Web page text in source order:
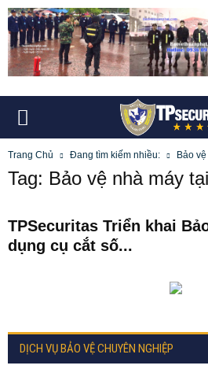
Trang Chủ Đang tìm kiếm nhiều: Bảo
Tag: Bảo vệ nhà máy
TPSecuritas Triển khai
dụng cụ cắt số...
DỊCH VỤ BẢO VỆ CHUYÊN NGHIỆP